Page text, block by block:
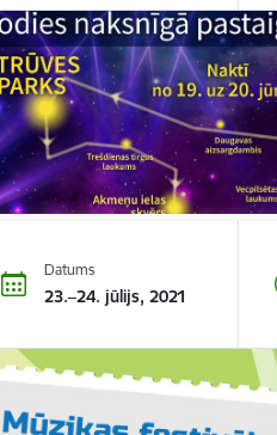
Datums
23.–24. jūlijs, 2021